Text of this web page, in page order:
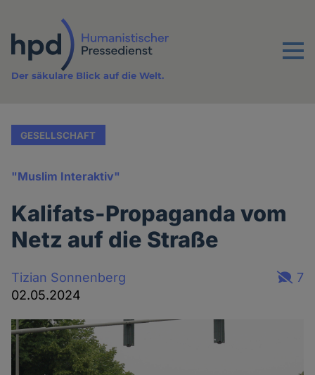
Inhalt
Menu
Der säkulare Blick auf die Welt.
GESELLSCHAFT
"Muslim Interaktiv"
Kalifats-Propaganda vom
Netz auf die Straße
Tizian Sonnenberg
02.05.2024
7